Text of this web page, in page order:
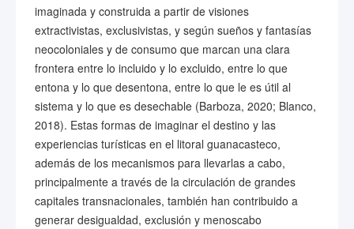
imaginada y construida a partir de visiones
extractivistas, exclusivistas, y según sueños y fantasías
neocoloniales y de consumo que marcan una clara
frontera entre lo incluido y lo excluido, entre lo que
entona y lo que desentona, entre lo que le es útil al
sistema y lo que es desechable (Barboza, 2020; Blanco,
2018). Estas formas de imaginar el destino y las
experiencias turísticas en el litoral guanacasteco,
además de los mecanismos para llevarlas a cabo,
principalmente a través de la circulación de grandes
capitales transnacionales, también han contribuido a
generar desigualdad, exclusión y menoscabo